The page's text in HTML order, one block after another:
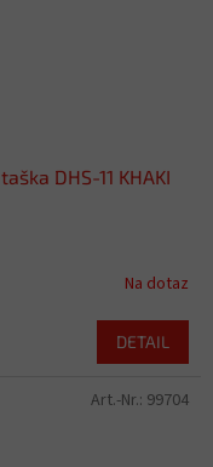
DHS-11 KHAKI
Na dotaz
DETAIL
Art.-Nr.: 99704